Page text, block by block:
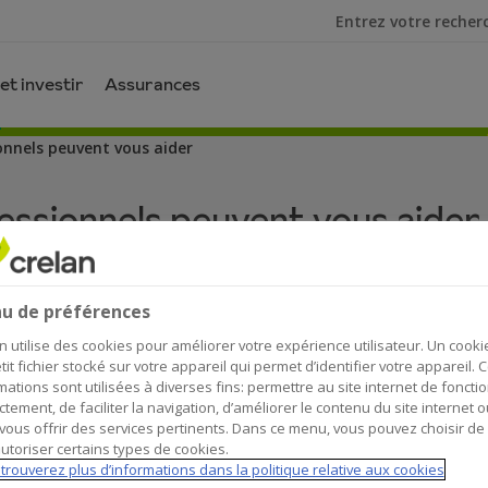
Je cherche
investir Assurances
peuvent vous aider
peuvent vous aider
d’acheter une maison ou un appartement ?
s’agit d’un des investissements les plus
choses. Ne vous inquiétez pas : de la
de préférences
utilise des cookies pour améliorer votre expérience utilisateur. Un
fichier stocké sur votre appareil qui permet d’identifier votre appareil.
sont utilisées à diverses fins: permettre au site internet de
de faciliter la navigation, d’améliorer le contenu du site internet
offrir des services pertinents. Dans ce menu, vous pouvez choisir de
certains types de cookies.
plus d’informations dans la politique relative aux cookies